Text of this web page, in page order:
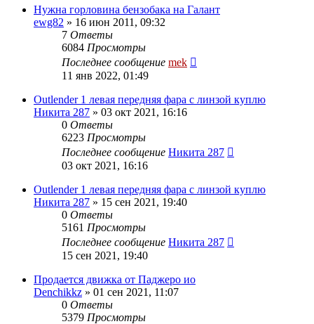
Нужна горловина бензобака на Галант
ewg82 » 16 июн 2011, 09:32
7 Ответы
6084 Просмотры
Последнее сообщение mek
11 янв 2022, 01:49
Outlender 1 левая передняя фара с линзой куплю
Никита 287 » 03 окт 2021, 16:16
0 Ответы
6223 Просмотры
Последнее сообщение Никита 287
03 окт 2021, 16:16
Outlender 1 левая передняя фара с линзой куплю
Никита 287 » 15 сен 2021, 19:40
0 Ответы
5161 Просмотры
Последнее сообщение Никита 287
15 сен 2021, 19:40
Продается движка от Паджеро ио
Denchikkz » 01 сен 2021, 11:07
0 Ответы
5379 Просмотры